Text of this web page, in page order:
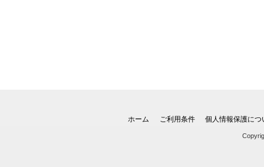
ホーム ご利用条件 個人情報保護につ